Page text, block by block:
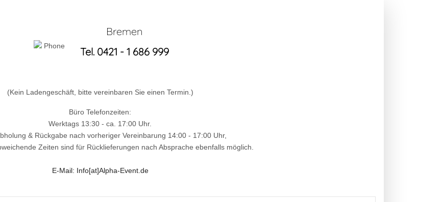
Bremen
Tel. 0421 - 1 686 999
(Kein Ladengeschäft, bitte vereinbaren Sie einen Termin.)
Büro Telefonzeiten:
Werktags 13:30 - ca. 17:00 Uhr.
& Rückgabe nach vorheriger Vereinbarung 14:00 - 17:00 Uhr,
Zeiten sind für Rücklieferungen nach Absprache ebenfalls möglich.
E-Mail: Info[at]Alpha-Event.de